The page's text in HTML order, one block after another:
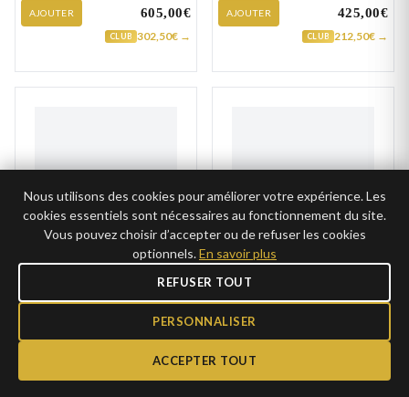
AJOUTER 605,00€
CLUB 302,50€ →
AJOUTER 425,00€
CLUB 212,50€ →
305,00€
152,50€ →
Pendentif Or Croix
AJOUTER
642,50€ →
Nous utilisons des cookies pour améliorer votre expérience. Les
cookies essentiels sont nécessaires au fonctionnement du site.
Vous pouvez choisir d’accepter ou de refuser les cookies
optionnels.En savoir plus
REFUSER TOUT
PERSONNALISER
ACCEPTER TOUT